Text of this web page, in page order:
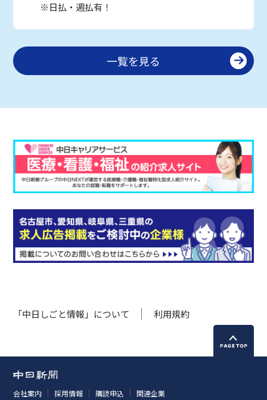
※日払・週払有！
一覧を見る
「中日しごと情報」について 利用規約
会社案内 採用情報 購読申込 関連企業